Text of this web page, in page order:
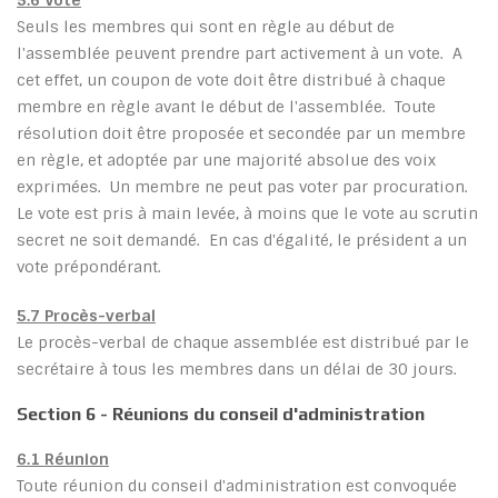
Seuls les membres qui sont en règle au début de
l'assemblée peuvent prendre part activement à un vote. A
cet effet, un coupon de vote doit être distribué à chaque
membre en règle avant le début de l'assemblée. Toute
résolution doit être proposée et secondée par un membre
en règle, et adoptée par une majorité absolue des voix
exprimées. Un membre ne peut pas voter par procuration.
Le vote est pris à main levée, à moins que le vote au scrutin
secret ne soit demandé. En cas d'égalité, le président a un
vote prépondérant.
5.7 Procès-verbal
Le procès-verbal de chaque assemblée est distribué par le
secrétaire à tous les membres dans un délai de 30 jours.
Section 6 - Réunions du conseil d'administration
6.1 Réunion
Toute réunion du conseil d'administration est convoquée